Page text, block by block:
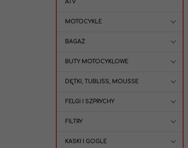
ATV
MOTOCYKLE
BAGAŻ
BUTY MOTOCYKLOWE
DĘTKI, TUBLISS, MOUSSE
FELGI I SZPRYCHY
FILTRY
KASKI I GOGLE